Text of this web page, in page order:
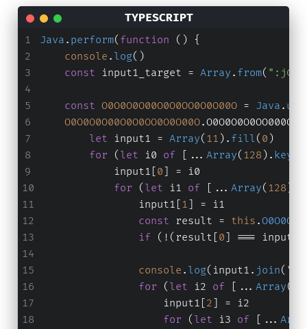
Java . perform( function ( ) {
console . log()
const input1_target = Array . from(
const O0O0O0O00O0O0OO0O0O00O = Java . use
O0O0O0O00O0O0OO0O0O00O.
let input1 = Array( 11 ). fill( 0 )
for ( let i0 of [... Array( 128 ). keys
            input1[
0] = i0
for ( let i1 of [... Array( 128 ).
                input1[
1] = i1
const result = this .
if (!(result[0] ===
console . log(input1. join(
for ( let i2 of [... Array(
                    input1[
2] = i2
for ( let i3 of [...